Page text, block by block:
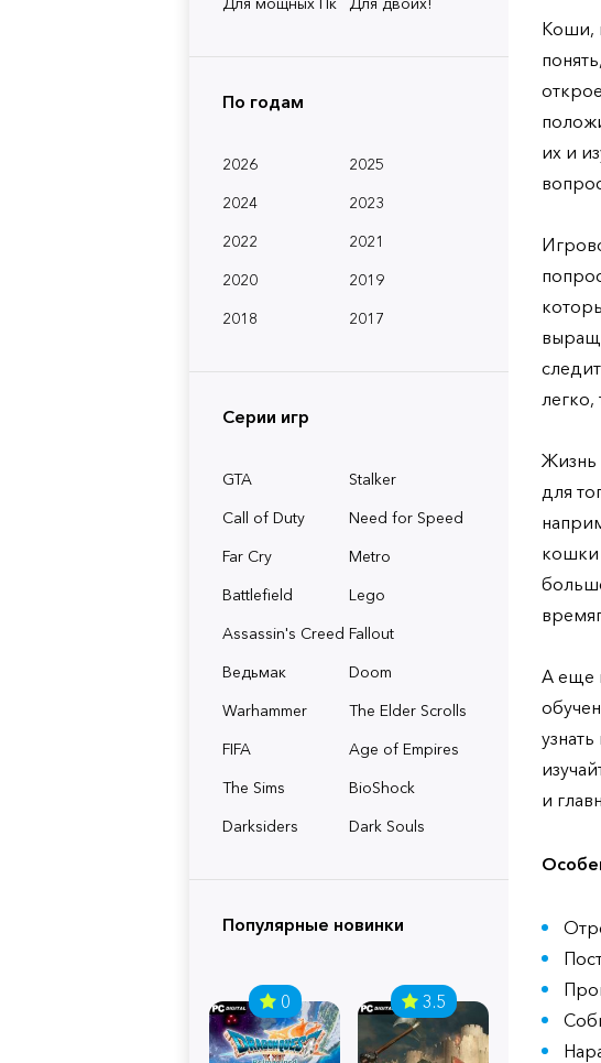
По годам
2026
2025
2024
2023
2022
2021
2020
2019
2018
2017
Серии игр
GTA
Stalker
Call of Duty
Need for Speed
Far Cry
Metro
Battlefield
Lego
Assassin's Creed Fallout
Ведьмак
Doom
Warhammer
The Elder Scrolls
FIFA
Age of Empires
The Sims
BioShock
Darksiders
Dark Souls
Популярные новинки
0 3.5
Коши,
их и
легко,
Жизнь
для
кошки
А еще
и